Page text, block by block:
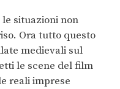
situazioni non
Ora tutto questo
medievali sul
le scene del film
reali imprese